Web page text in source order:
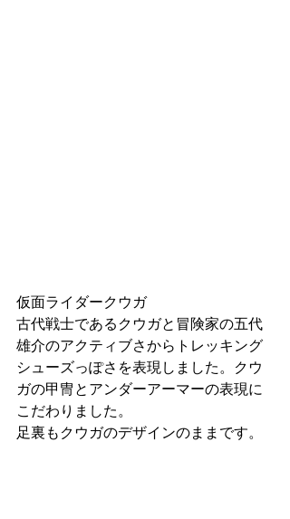
仮面ライダークウガ
古代戦士であるクウガと冒険家の五代
雄介のアクティブさからトレッキング
シューズっぽさを表現しました。クウ
ガの甲冑とアンダーアーマーの表現に
こだわりました。
足裏もクウガのデザインのままです。